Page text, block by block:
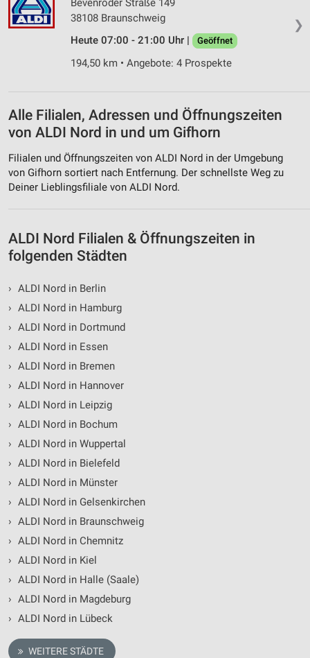
❯
Bevenroder Straße 149
38108 Braunschweig
Heute 07:00 - 21:00 Uhr |
Geöffnet
194,50 km • Angebote: 4 Prospekte
Alle Filialen, Adressen und Öffnungszeiten
von ALDI Nord in und um Gifhorn
Filialen und Öffnungszeiten von ALDI Nord in der Umgebung
von Gifhorn sortiert nach Entfernung. Der schnellste Weg zu
Deiner Lieblingsfiliale von ALDI Nord.
ALDI Nord Filialen & Öffnungszeiten in
folgenden Städten
› ALDI Nord in Berlin
› ALDI Nord in Hamburg
› ALDI Nord in Dortmund
› ALDI Nord in Essen
› ALDI Nord in Bremen
› ALDI Nord in Hannover
› ALDI Nord in Leipzig
› ALDI Nord in Bochum
› ALDI Nord in Wuppertal
› ALDI Nord in Bielefeld
› ALDI Nord in Münster
› ALDI Nord in Gelsenkirchen
› ALDI Nord in Braunschweig
› ALDI Nord in Chemnitz
› ALDI Nord in Kiel
› ALDI Nord in Halle (Saale)
› ALDI Nord in Magdeburg
› ALDI Nord in Lübeck
WEITERE STÄDTE
Funktional